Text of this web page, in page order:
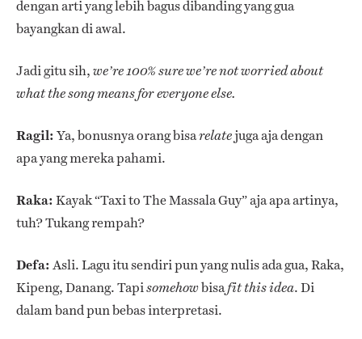
dengan arti yang lebih bagus dibanding yang gua
bayangkan di awal.
Jadi gitu sih, we’re 100% sure we’re not worried about
what the song means for everyone else.
Ragil: Ya, bonusnya orang bisarelatejuga aja dengan
apa yang mereka pahami.
Raka: Kayak “Taxi to The Massala Guy” aja apa artinya,
tuh? Tukang rempah?
Defa: Asli. Lagu itu sendiri pun yang nulis ada gua, Raka,
Kipeng, Danang. Tapisomehowbisafit this idea. Di
dalam band pun bebas interpretasi.